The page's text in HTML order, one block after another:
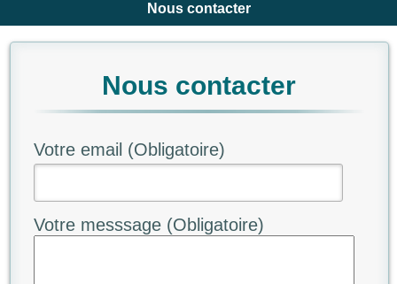
Nous contacter
Nous contacter
Votre email (Obligatoire)
Votre messsage (Obligatoire)